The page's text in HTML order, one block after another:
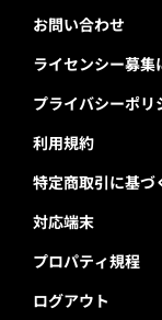
お問い合わせ
ライセンシー募集
プライバシーポリ
利用規約
特定商取引に基づ
対応端末
プロパティ規程
ログアウト